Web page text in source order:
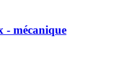
- mécanique